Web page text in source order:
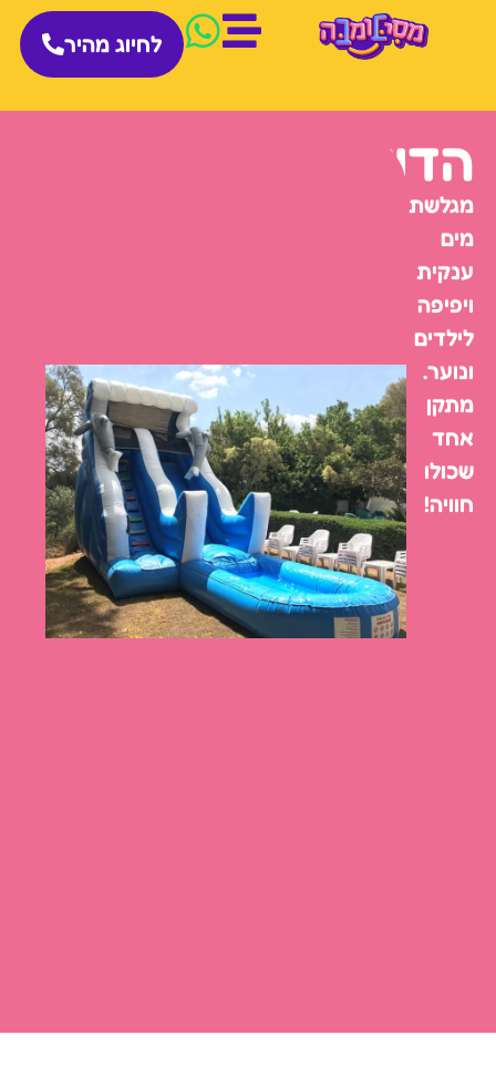
לחיוג מהיר
הדולפינים
מגלשת
מים
ענקית
ויפיפה
לילדים
ונוער.
מתקן
אחד
שכולו
חוויה!